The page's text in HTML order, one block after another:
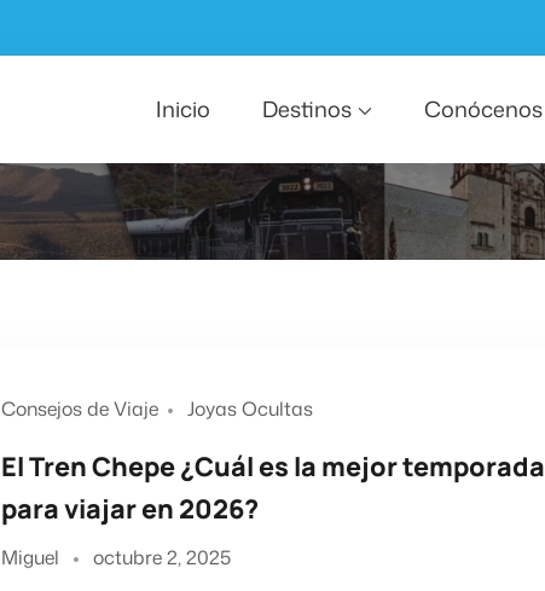
Inicio Destinos Conócenos
Consejos de Viaje Joyas Ocultas
El Tren Chepe ¿Cuál es la mejor temporada
para viajar en 2026?
Miguel octubre 2, 2025